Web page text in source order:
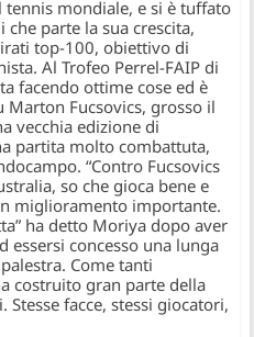
tennis mondiale, e si è tuffato
che parte la sua crescita,
top-100, obiettivo di
Al Trofeo Perrel-FAIP di
facendo ottime cose ed è
Marton Fucsovics, grosso il
vecchia edizione di
partita molto combattuta,
“Contro Fucsovics
so che gioca bene e
miglioramento importante.
ha detto Moriya dopo aver
concesso una lunga
Come tanti
costruito gran parte della
facce, stessi giocatori,